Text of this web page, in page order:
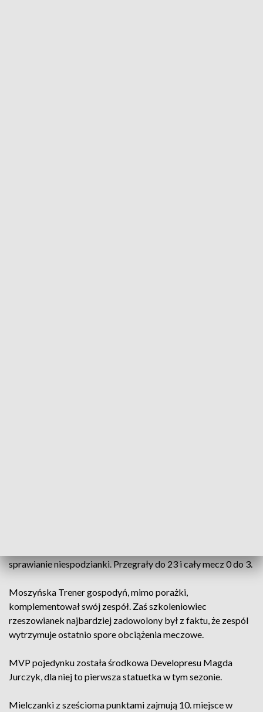
sprawianie niespodzianki. Przegrały do 23 i cały mecz 0 do 3.
Moszyńska Trener gospodyń, mimo porażki,
komplementował swój zespół. Zaś szkoleniowiec
rzeszowianek najbardziej zadowolony był z faktu, że zespól
wytrzymuje ostatnio spore obciążenia meczowe.
MVP pojedynku została środkowa Developresu Magda
Jurczyk, dla niej to pierwsza statuetka w tym sezonie.
Mielczanki z sześcioma punktami zajmują 10. miejsce w